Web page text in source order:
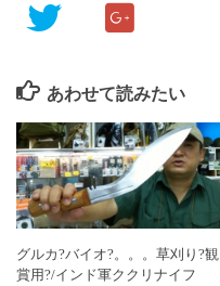
あわせて読みたい
グルカ?バイオ?。。。草刈り?観
賞用?/インド軍ククリナイフ